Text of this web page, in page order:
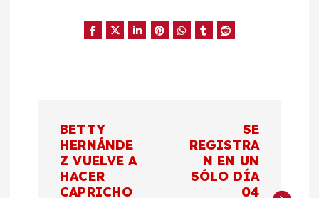
BETTY
HERNÁNDE
Z VUELVE A
HACER
CAPRICHO
SE
REGISTRA
N EN UN
SÓLO DÍA
04